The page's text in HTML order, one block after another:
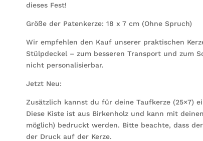
dieses Fest!
Größe der Patenkerze: 18 x 7 cm (Ohne Spruch)
Wir empfehlen den Kauf unserer praktischen
Stülpdeckel – zum besseren Transport und zum
nicht personalisierbar.
Jetzt Neu:
Zusätzlich kannst du für deine Taufkerze (25×7)
Diese Kiste ist aus Birkenholz und kann mit
möglich) bedruckt werden. Bitte beachte, dass
der Druck auf der Kerze.